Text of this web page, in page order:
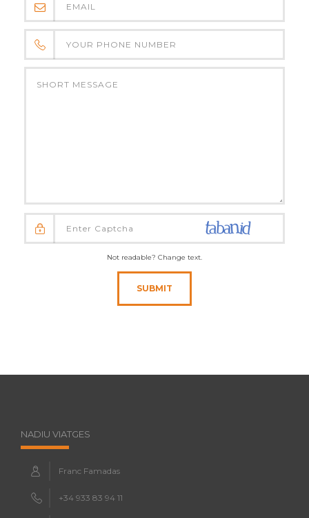
Not readable? Change text.
SUBMIT
NADIU VIATGES
Franc Famadas
+34 933 83 94 11